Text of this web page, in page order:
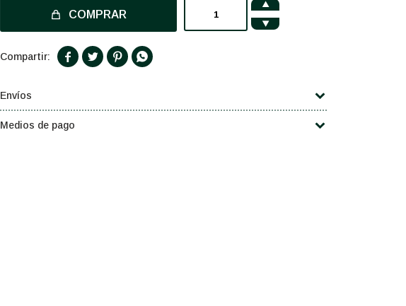
COMPRAR


   
Envíos
Medios de pago